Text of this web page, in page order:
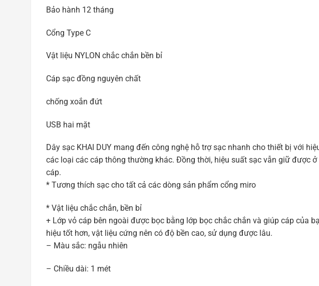
Bảo hành 12 tháng
Cổng Type C
Vật liệu NYLON chắc chắn bền bỉ
Cáp sạc đồng nguyên chất
chống xoắn đứt
USB hai mặt
Dây sạc KHAI DUY mang đến công nghệ hỗ trợ sạc nhanh cho thiết bị với
các loại các cáp thông thường khác. Đồng thời, hiệu suất sạc vẫn giữ được
cáp.
* Tương thích sạc cho tất cả các dòng sản phẩm cổng miro
* Vật liệu chắc chắn, bền bỉ
+ Lớp vỏ cáp bên ngoài được bọc bằng lớp bọc chắc chắn và giúp cáp của
hiệu tốt hơn, vật liệu cứng nên có độ bền cao, sử dụng được lâu.
– Màu sắc: ngẫu nhiên
– Chiều dài: 1 mét